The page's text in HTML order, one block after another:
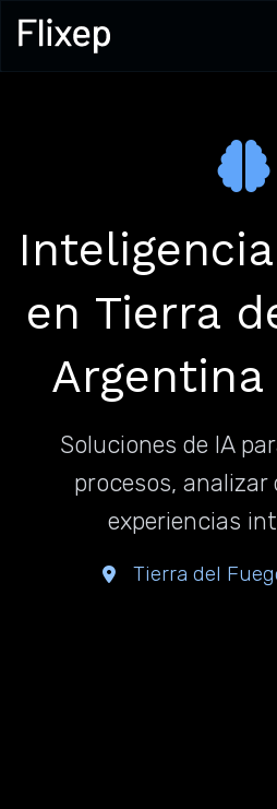
en Tierra
Soluciones de IA
procesos,
experiencias
Tierra del